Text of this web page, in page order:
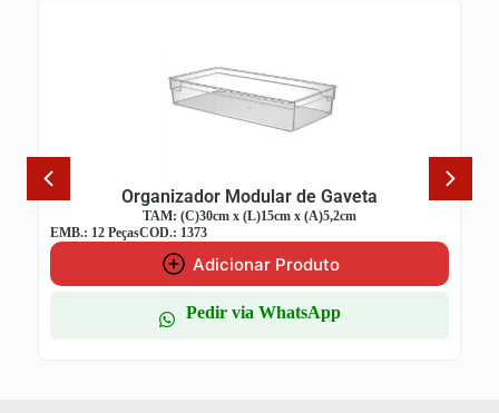
Organizador Modular de Gaveta
TAM: (C)30cm x (L)15cm x (A)5,2cm
EMB.: 12 PeçasCOD.: 1373
Adicionar Produto
Pedir via WhatsApp